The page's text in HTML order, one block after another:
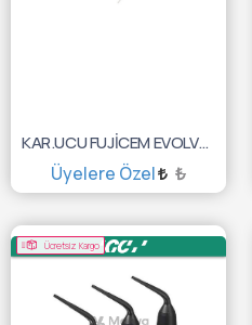
KAR.UCU FUJİCEM EVOLVE PUSH AND CLİCK TİP ENDO
Üyelere Özel ₺
SEPETE EKLE
Ücretsiz Kargo